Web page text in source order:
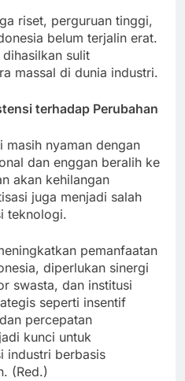
riset, perguruan tinggi,
belum terjalin erat.
sulit
massal di dunia industri.
terhadap Perubahan
masih nyaman dengan
dan enggan beralih ke
akan kehilangan
juga menjadi salah
teknologi.
pemanfaatan
diperlukan sinergi
swasta, dan institusi
seperti insentif
percepatan
kunci untuk
industri berbasis
(Red.)